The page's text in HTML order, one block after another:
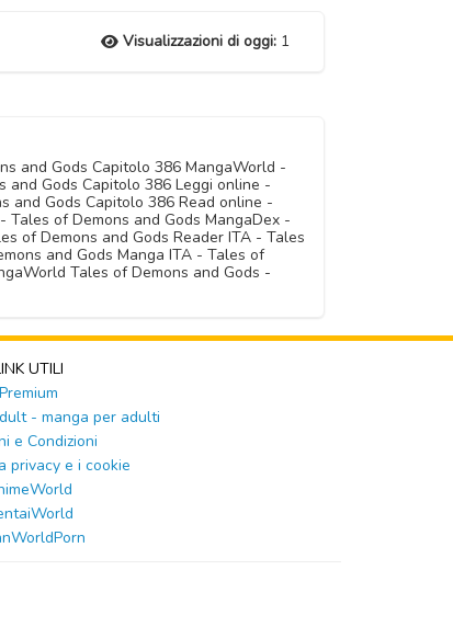
Visualizzazioni di oggi:1
and Gods Capitolo 386 MangaWorld -
and Gods Capitolo 386 Leggi online -
and Gods Capitolo 386 Read online -
Tales of Demons and Gods MangaDex -
of Demons and Gods Reader ITA - Tales
and Gods Manga ITA - Tales of
Tales of Demons and Gods -
UTILI
Premium
- manga per adulti
e Condizioni
privacy e i cookie